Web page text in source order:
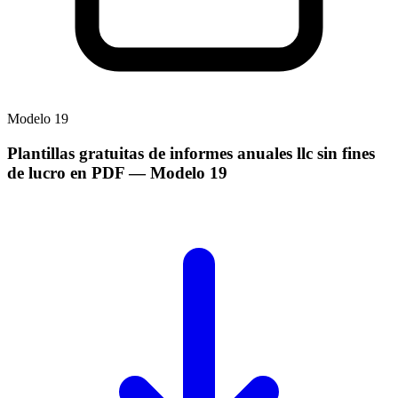
Modelo 19
Plantillas gratuitas de informes anuales llc sin fines
de lucro en PDF— Modelo 19